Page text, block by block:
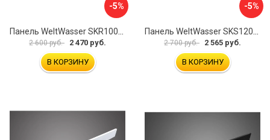
-5%
2 600 руб. 2 470 руб.
В КОРЗИНУ
-5%
2 700 руб. 2 565 руб.
В КОРЗИНУ